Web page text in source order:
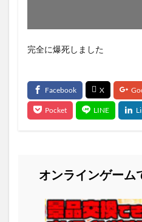
完全に爆死しました
オンラインゲーム